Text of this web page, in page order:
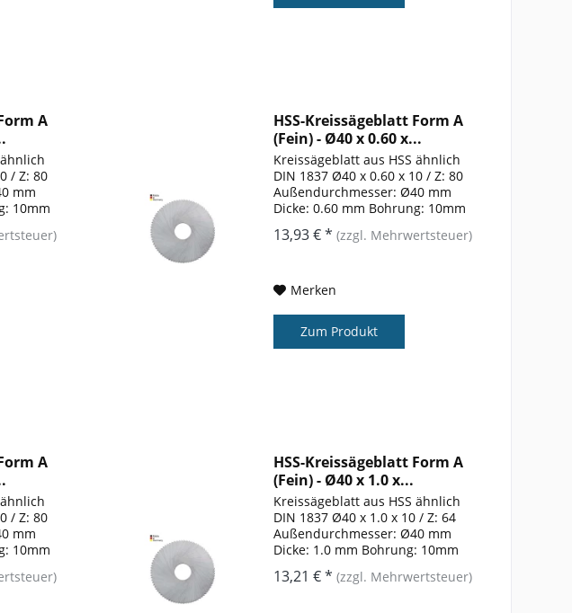
A
/ Z: 80
mm
10mm
HSS-Kreissägeblatt Form A
(Fein) - Ø40 x 0.60 x...
Kreissägeblatt aus HSS ähnlich
DIN 1837 Ø40 x 0.60 x 10 / Z: 80
Außendurchmesser: Ø40 mm
Dicke: 0.60 mm Bohrung: 10mm
Zähnezahl: 80 Form: A
13,93 € *(zzgl. Mehrwertsteuer)
Merken
Zum Produkt
A
/ Z: 80
mm
10mm
HSS-Kreissägeblatt Form A
(Fein) - Ø40 x 1.0 x...
Kreissägeblatt aus HSS ähnlich
DIN 1837 Ø40 x 1.0 x 10 / Z: 64
Außendurchmesser: Ø40 mm
Dicke: 1.0 mm Bohrung: 10mm
13,21 € *(zzgl. Mehrwertsteuer)